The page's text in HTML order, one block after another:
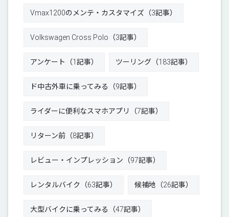
Vmax1200のメンテ・カスタマイズ（3記事）
Volkswagen Cross Polo（3記事）
アンケート（1記事） ツーリング（183記事）
ド中古外車に乗ってみる（9記事）
ライダーに便利なスマホアプリ（7記事）
リターン前（8記事）
レビュー・インプレッション（97記事）
レンタルバイク（63記事） 候補地（26記事）
大型バイクに乗ってみる（47記事）